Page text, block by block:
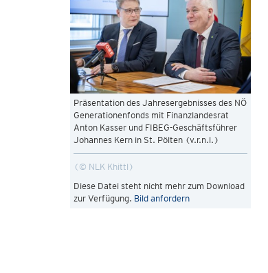
Präsentation des Jahresergebnisses des NÖ
Generationenfonds mit Finanzlandesrat
Anton Kasser und FIBEG-Geschäftsführer
Johannes Kern in St. Pölten (v.r.n.l.)
© NLK Khittl
Diese Datei steht nicht mehr zum Download
zur Verfügung. Bild anfordern